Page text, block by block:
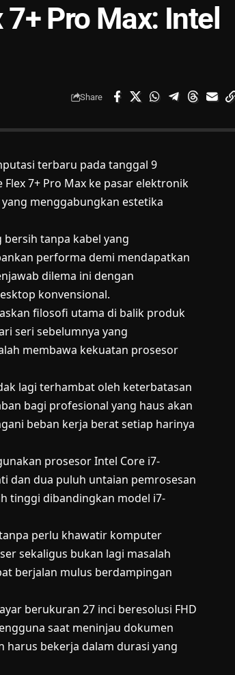
Pro Max: Intel
Share
terbaru pada tanggal 9
7+ Pro Max ke pasar elektronik
menggabungkan estetika
bersih tanpa kabel yang
performa demi mendapatkan
dilema ini dengan
konvensional.
filosofi utama di balik produk
seri sebelumnya yang
membawa kekuatan prosesor
lagi terhambat oleh keterbatasan
bagi profesional yang haus akan
beban kerja berat setiap harinya
prosesor Intel Core i7-
dan dua puluh untaian pemrosesan
tinggi dibandingkan model i7-
perlu khawatir komputer
sekaligus bukan lagi masalah
berjalan mulus berdampingan
berukuran 27 inci beresolusi FHD
saat meninjau dokumen
harus bekerja dalam durasi yang